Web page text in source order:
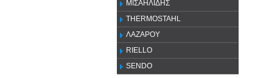
ΜΙΣΑΗΛΙΔΗΣ
THERMOSTAHL
ΛΑΖΑΡΟΥ
RIELLO
SENDO